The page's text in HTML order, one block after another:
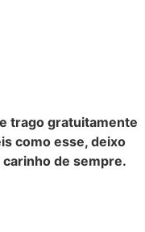
trago gratuitamente
como esse, deixo
de sempre.